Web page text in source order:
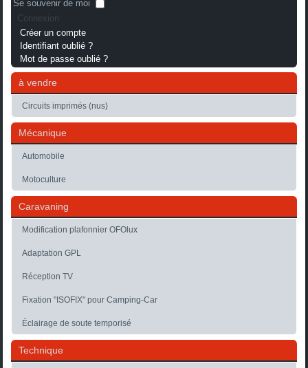
Se souvenir de moi
Connexion
Créer un compte
Identifiant oublié ?
Mot de passe oublié ?
à vendre
Circuits imprimés (nus)
Mécanique
Automobile
Motoculture
Caravaning
Modification plafonnier OFOlux
Adaptation GPL
Réception TV
Fixation "ISOFIX" pour Camping-Car
Éclairage de soute temporisé
Technique